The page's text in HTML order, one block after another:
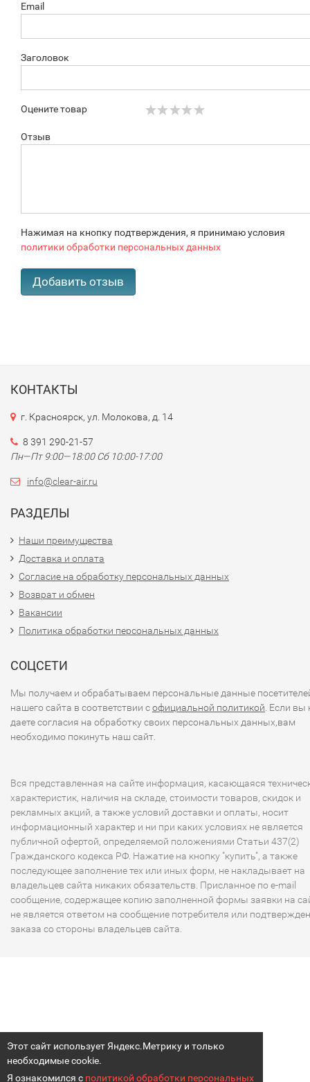
Этот сайт использует Яндекс.Метрику и только
необходимые cookie.
Я ознакомился с политикой обработки персональных
Email
Заголовок
Оцените товар
Отзыв
Нажимая на кнопку подтверждения, я принимаю условия
политики обработки персональных данных
КОНТАКТЫ
г. Красноярск, ул. Молокова, д. 14
8 391 290-21-57
Пн—Пт 9:00—18:00 Сб 10:00-17:00
info@clear-air.ru
РАЗДЕЛЫ
Наши преимущества
Доставка и оплата
Согласие на обработку персональных данных
Возврат и обмен
Вакансии
Политика обработки персональных данных
СОЦСЕТИ
Мы получаем и обрабатываем персональные данные
нашего сайта в соответствии софициальной политикой . Если вы
даете согласия на обработку своих персональных данных,вам
необходимо покинуть наш сайт.
Вся представленная на сайте информация, касающаяся
характеристик, наличия на складе, стоимости товаров, скидок и
рекламных акций, а также условий доставки и оплаты, носит
информационный характер и ни при каких условиях не является
публичной офертой, определяемой положениями Статьи 437(2)
Гражданского кодекса РФ. Нажатие на кнопку "купить", а также
последующее заполнение тех или иных форм, не накладывает на
владельцев сайта никаких обязательств. Присланное по e-mail
сообщение, содержащее копию заполненной формы заявки на
не является ответом на сообщение потребителя или
заказа со стороны владельцев сайта.